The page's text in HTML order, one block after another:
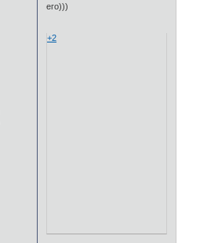
его)))
+2